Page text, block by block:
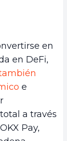
en
en DeFi,
e
a través
Pay,